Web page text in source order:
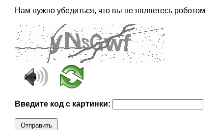
Нам нужно убедиться, что вы не являетесь роботом
Введите код с картинки:
Отправить